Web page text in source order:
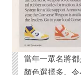
當年一眾名將
顏色選擇多。令